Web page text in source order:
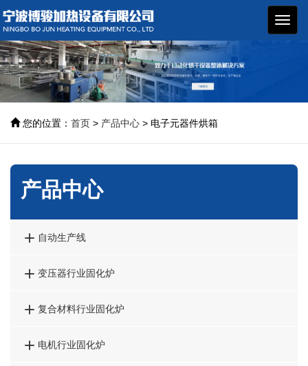
博骏
加热
您的位置： 首页 > 产品中心 > 电子元器件烘箱
产品中心
 自动生产线
 变压器行业固化炉
 复合材料行业固化炉
 电机行业固化炉